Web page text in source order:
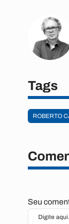
Tags
ROBERTO
Seu